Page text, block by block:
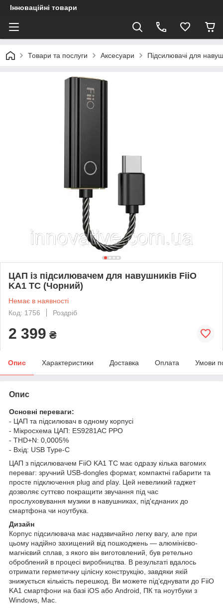
Інноваційні товари
Товари та послуги Аксесуари Підсилювачі для
ЦАП із підсилювачем для навушників FiiO
KA1 TC (Чорний)
Немає в наявності
Код: 1756
Роздріб
2 399 ₴
Опис Характеристики Доставка Оплата Умови
Опис
Основні переваги:
- ЦАП та підсилювач в одному корпусі
- Мікросхема ЦАП: ES9281AC PPO
- THD+N: 0,0005%
- Вхід: USB Type-C
ЦАП з підсилювачем FiiO KA1 TC має одразу кілька вагомих
переваг: зручний USB-dongles формат, компактні габарити та
просте підключення plug and play. Цей невеликий гаджет
дозволяє суттєво покращити звучання під час
прослуховування музики в навушниках, під'єднаних до
смартфона чи ноутбука.
Дизайн
Корпус підсилювача має надзвичайно легку вагу, але при
цьому надійно захищений від пошкоджень — алюмінієво-
магнієвий сплав, з якого він виготовлений, був ретельно
оброблений в процесі виробництва. В результаті вдалось
отримати герметичну цілісну конструкцію, завдяки якій
знижується кількість перешкод. Ви можете під’єднувати до FiiO
KA1 смартфони на базі iOS або Android, ПК та ноутбуки з
Windows, Mac.